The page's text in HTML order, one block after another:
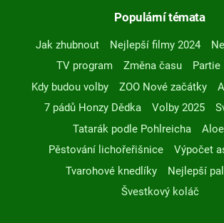
Populární témata
Jak zhubnout Nejlepší filmy 2024
TV program
Změna času Partie
Kdy budou volby
ZOO Nové začátky
7 pádů Honzy Dědka
Volby 2025
Tatarák podle Pohlreicha
Pěstování lichořeřišnice
Výpočet
Tvarohové knedlíky
Nejlepší
Švestkový koláč